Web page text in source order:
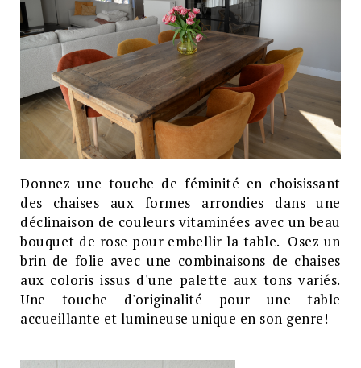
Donnez une touche de féminité en choisissant
des chaises aux formes arrondies dans une
déclinaison de couleurs vitaminées avec un beau
bouquet de rose pour embellir la table. Osez un
brin de folie avec une combinaisons de chaises
aux coloris issus d'une palette aux tons variés.
Une touche d'originalité pour une table
accueillante et lumineuse unique en son genre!